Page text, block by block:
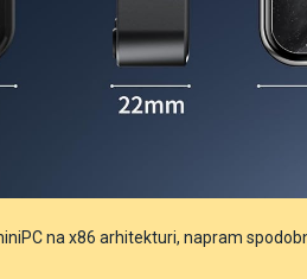
na x86 arhitekturi, napram